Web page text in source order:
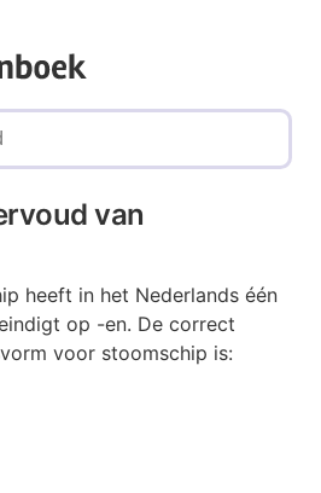
van
heeft in het Nederlands één
op -en. De correct
voor stoomschip is: